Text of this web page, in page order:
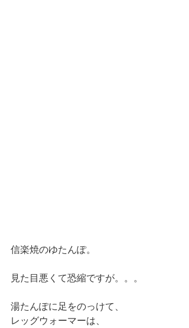
信楽焼のゆたんぽ。
見た目悪くて恐縮ですが。。。
湯たんぽに足をのっけて、
レッグウォーマーは、